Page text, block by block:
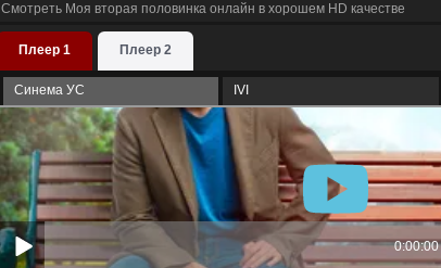
Смотреть Моя вторая половинка онлайн в хорошем HD качестве
Плеер 1 Плеер 2
Синема УС IVI